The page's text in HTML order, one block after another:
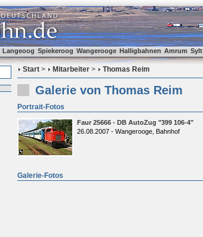
Langeoog Spiekeroog Wangerooge Halligbahnen Amrum Sylt
Start > Mitarbeiter > Thomas Reim
Galerie von Thomas Reim
Portrait-Fotos
Faur 25666 - DB AutoZug "399 106-4"
26.08.2007 - Wangerooge, Bahnhof
Galerie-Fotos